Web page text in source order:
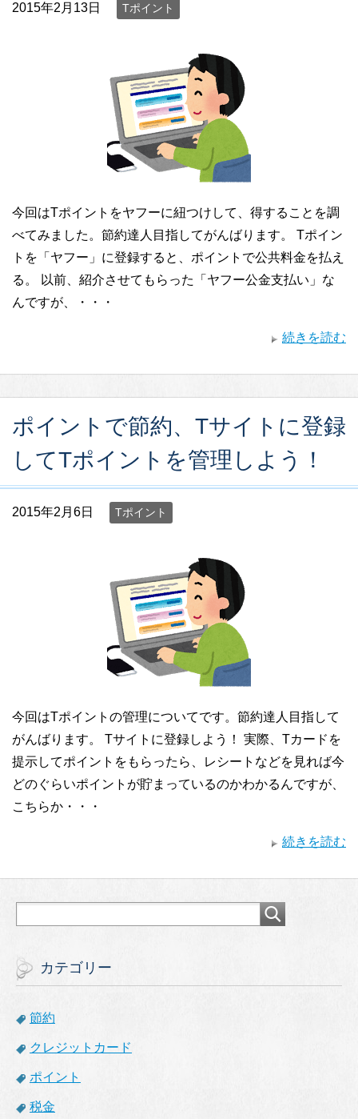
2015年2月13日 Tポイント
今回はTポイントをヤフーに紐つけして、得することを調
べてみました。節約達人目指してがんばります。 Tポイン
トを「ヤフー」に登録すると、ポイントで公共料金を払え
る。 以前、紹介させてもらった「ヤフー公金支払い」な
んですが、・・・
続きを読む
ポイントで節約、Tサイトに登録
してTポイントを管理しよう！
2015年2月6日 Tポイント
今回はTポイントの管理についてです。節約達人目指して
がんばります。 Tサイトに登録しよう！ 実際、Tカードを
提示してポイントをもらったら、レシートなどを見れば今
どのぐらいポイントが貯まっているのかわかるんですが、
こちらか・・・
続きを読む
カテゴリー
節約
クレジットカード
ポイント
税金